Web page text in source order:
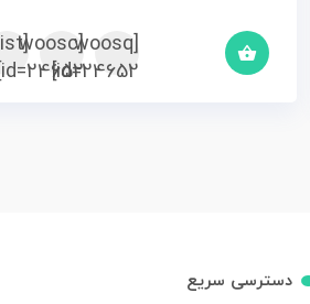
[yith_wcwl_add_to_wishlist]
[woosc
id=24652]
[woosq
id=24652]
دسترسی سریع